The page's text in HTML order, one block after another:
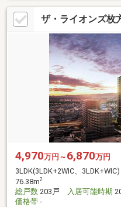
ザ・ライオンズ枚
4,970万円～ 6,870万円
3LDK(3LDK+2WIC、
76.38m2
総戸数 203戸 入居可能時期
価格帯 -